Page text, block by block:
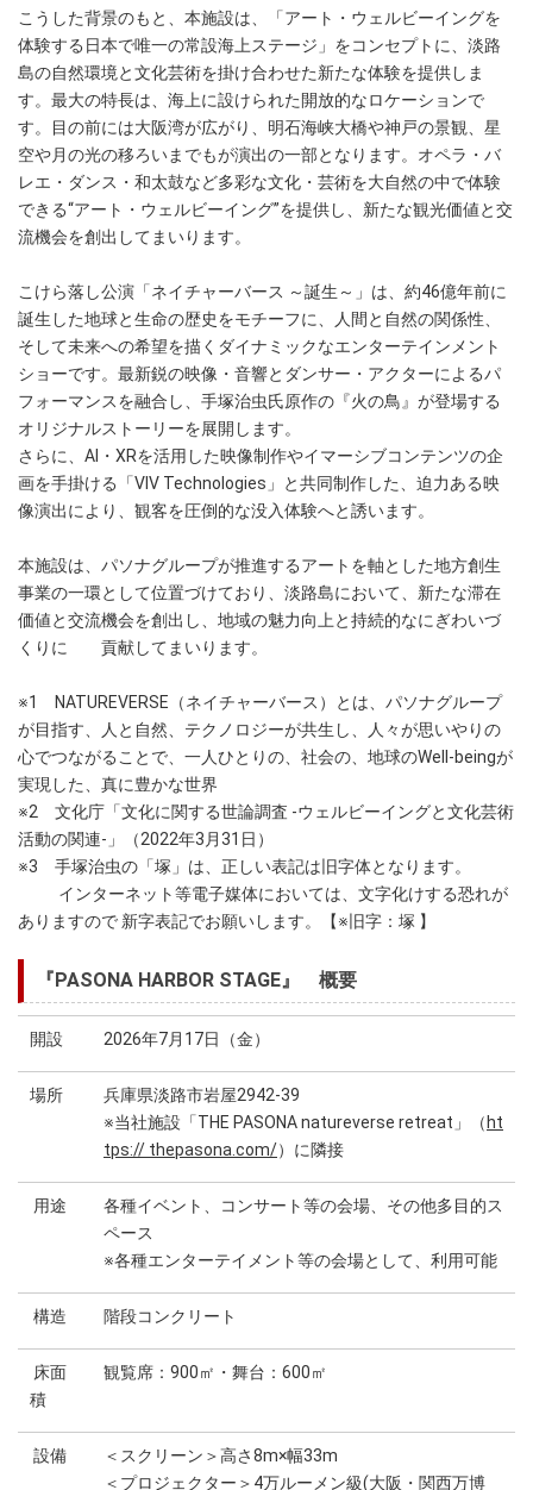
こうした背景のもと、本施設は、「アート・ウェルビーイングを
体験する日本で唯一の常設海上ステージ」をコンセプトに、淡路
島の自然環境と文化芸術を掛け合わせた新たな体験を提供しま
す。最大の特長は、海上に設けられた開放的なロケーションで
す。目の前には大阪湾が広がり、明石海峡大橋や神戸の景観、星
空や月の光の移ろいまでもが演出の一部となります。オペラ・バ
レエ・ダンス・和太鼓など多彩な文化・芸術を大自然の中で体験
できる“アート・ウェルビーイング”を提供し、新たな観光価値と交
流機会を創出してまいります。
こけら落し公演「ネイチャーバース ～誕生～」は、約46億年前に
誕生した地球と生命の歴史をモチーフに、人間と自然の関係性、
そして未来への希望を描くダイナミックなエンターテインメント
ショーです。最新鋭の映像・音響とダンサー・アクターによるパ
フォーマンスを融合し、手塚治虫氏原作の『火の鳥』が登場する
オリジナルストーリーを展開します。
さらに、AI・XRを活用した映像制作やイマーシブコンテンツの企
画を手掛ける「VIV Technologies」と共同制作した、迫力ある映
像演出により、観客を圧倒的な没入体験へと誘います。
本施設は、パソナグループが推進するアートを軸とした地方創生
事業の一環として位置づけており、淡路島において、新たな滞在
価値と交流機会を創出し、地域の魅力向上と持続的なにぎわいづ
くりに 貢献してまいります。
※1 NATUREVERSE（ネイチャーバース）とは、パソナグループ
が目指す、人と自然、テクノロジーが共生し、人々が思いやりの
心でつながることで、一人ひとりの、社会の、地球のWell-beingが
実現した、真に豊かな世界
※2 文化庁「文化に関する世論調査 -ウェルビーイングと文化芸術
活動の関連-」（2022年3月31日）
※3 手塚治虫の「塚」は、正しい表記は旧字体となります。
インターネット等電子媒体においては、文字化けする恐れが
ありますので 新字表記でお願いします。【※旧字：塚 】
『PASONA HARBOR STAGE』 概要
開設 2026年7月17日（金）
場所
兵庫県淡路市岩屋2942-39
※当社施設「THE PASONA natureverse retreat」（ ht
tps:// thepasona.com/）に隣接
用途
各種イベント、コンサート等の会場、その他多目的ス
ペース
※各種エンターテイメント等の会場として、利用可能
構造 階段コンクリート
床面
積
観覧席：900㎡・舞台：600㎡
設備
＜スクリーン＞高さ8m×幅33m
＜プロジェクター＞4万ルーメン級(大阪・関西万博